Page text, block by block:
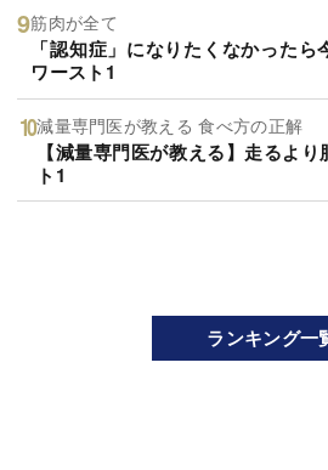
筋肉が全て
「認知症」になりたくなかったら
ワースト1
減量専門医が教える 食べ方の正解
【減量専門医が教える】走るよ
ト1
ランキング一